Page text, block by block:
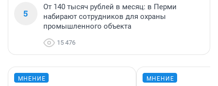
5
От 140 тысяч рублей в месяц: в Перми
набирают сотрудников для охраны
промышленного объекта
15 476
МНЕНИЕ МНЕНИЕ